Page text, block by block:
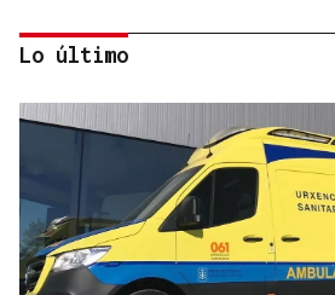
MÁS DEPORTE
Lo último